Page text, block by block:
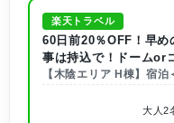
楽天トラベル
60日前20％OFF！早め
事は持込で！ドームor
【木陰エリア H棟】宿
大人2